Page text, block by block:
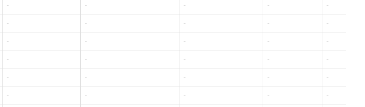
- - - -
-
- - - -
-
- - - -
-
- - - -
-
- - - -
-
- - - -
-